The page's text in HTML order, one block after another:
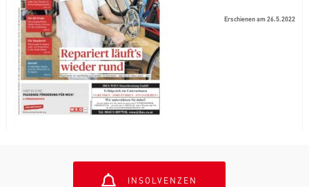
Erschienen am 26.5.2022
INSOLVENZEN